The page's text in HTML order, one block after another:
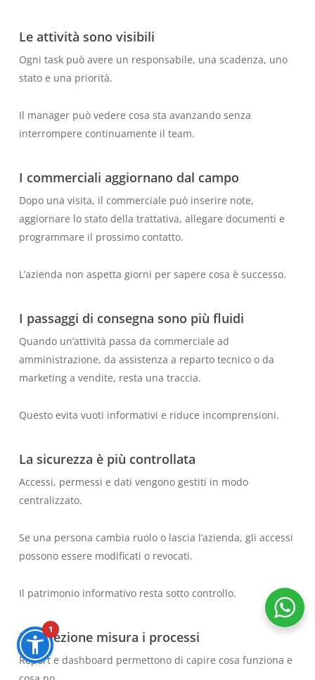
Le attività sono visibili
Ogni task può avere un responsabile, una scadenza, uno
stato e una priorità.
Il manager può vedere cosa sta avanzando senza
interrompere continuamente il team.
I commerciali aggiornano dal campo
Dopo una visita, il commerciale può inserire note,
aggiornare lo stato della trattativa, allegare documenti e
programmare il prossimo contatto.
L’azienda non aspetta giorni per sapere cosa è successo.
I passaggi di consegna sono più fluidi
Quando un’attività passa da commerciale ad
amministrazione, da assistenza a reparto tecnico o da
marketing a vendite, resta una traccia.
Questo evita vuoti informativi e riduce incomprensioni.
La sicurezza è più controllata
Accessi, permessi e dati vengono gestiti in modo
centralizzato.
Se una persona cambia ruolo o lascia l’azienda, gli accessi
possono essere modificati o revocati.
Il patrimonio informativo resta sotto controllo.
La direzione misura i processi
Report e dashboard permettono di capire cosa funziona e
1